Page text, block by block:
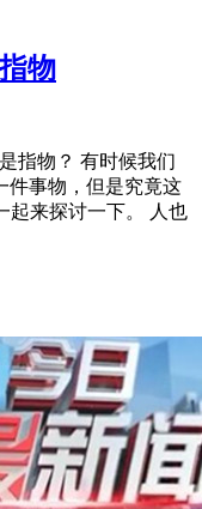
物
指物？ 有时候我们
件事物，但是究竟这
起来探讨一下。 人也